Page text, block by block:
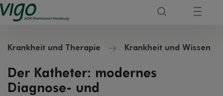
Krankheit und Therapie Krankheit und Wissen
Der Katheter: modernes
Diagnose- und